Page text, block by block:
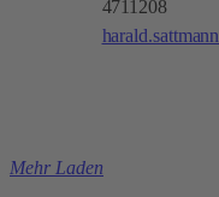
4711208
Mehr Laden